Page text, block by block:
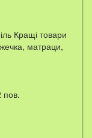
Кращі товари
матраци,